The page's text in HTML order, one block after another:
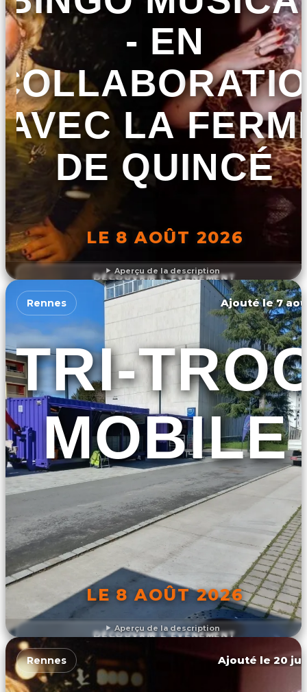
Aperçu de la description
- EN
AVEC LA
DE QUINCÉ
LE 8 AOÛT 2026
DÉCOUVRIR L'ÉVÉNEMENT
Aperçu de la description
Rennes Ajouté le 7
TRI-
MOBILE
LE 8 AOÛT 2026
DÉCOUVRIR L'ÉVÉNEMENT
Rennes Ajouté le 20